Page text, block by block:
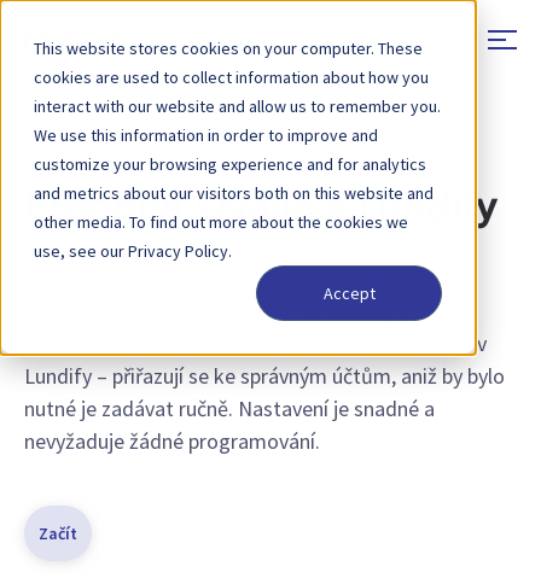
This website stores cookies on your computer. These
cookies are used to collect information about how you
interact with our website and allow us to remember you.
We use this information in order to improve and
customize your browsing experience and for analytics
and metrics about our visitors both on this website and
other media. To find out more about the cookies we
use, see our Privacy Policy.
Accept
INTEGRAČNÍ KONEKTORY
Propojte Qvalia s Lundify
Qvalia propojuje uživatele aplikace Lundify Bjorn
Lunden se sítí Peppol. Faktury se spravují v Qvalii a
automaticky se zaúčtovávají do vašeho účetnictví v
Lundify – přiřazují se ke správným účtům, aniž by bylo
nutné je zadávat ručně. Nastavení je snadné a
nevyžaduje žádné programování.
Začít